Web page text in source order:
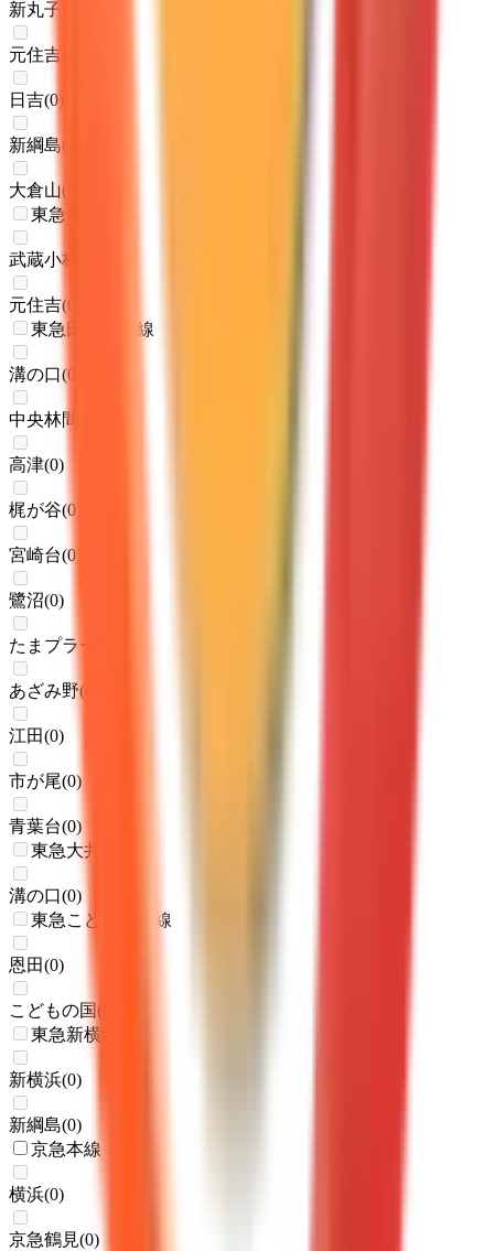
新丸子
元住吉
日吉(0)
新綱島(
大倉山(
東急目黒線
武蔵小杉
元住吉(0
東急田園都市線
溝の口(0
中央林間
高津(0)
梶が谷(0
宮崎台(0
鷺沼(0)
たまプラーザ
あざみ野(
江田(0)
市が尾(0)
青葉台(0)
東急大井町線
溝の口(0)
東急こどもの国線
恩田(0)
こどもの国 (
東急新横浜線
新横浜(0)
新綱島(0)
京急本線
横浜(0)
京急鶴見(0)